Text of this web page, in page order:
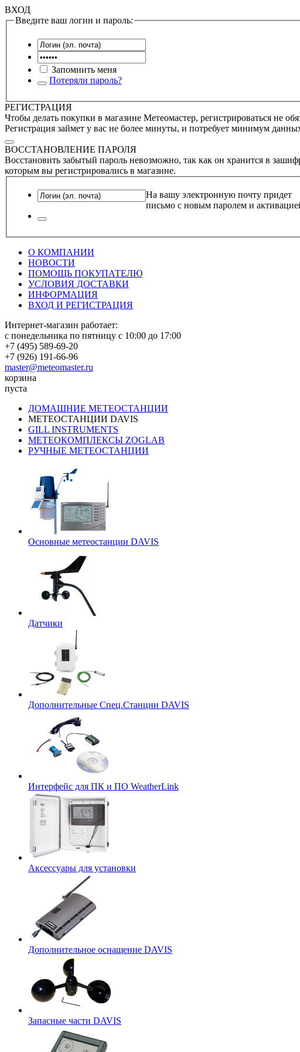
ВХОД
Введите ваш логин и пароль:
Запомнить меня
Потеряли пароль?
РЕГИСТРАЦИЯ
Чтобы делать покупки в магазине Метеомастер, регистрироваться не
Регистрация займет у вас не более минуты, и потребует минимум
ВОССТАНОВЛЕНИЕ ПАРОЛЯ
Восстановить забытый пароль невозможно, так как он хранится в
которым вы регистрировались в магазине.
На вашу электронную почту придет
письмо с новым паролем и
О КОМПАНИИ
НОВОСТИ
ПОМОЩЬ ПОКУПАТЕЛЮ
УСЛОВИЯ ДОСТАВКИ
ИНФОРМАЦИЯ
ВХОД И РЕГИСТРАЦИЯ
Интернет-магазин работает:
с понедельника по пятницу с 10:00 до 17:00
+7 (495) 589-69-20
+7 (926) 191-66-96
master@meteomaster.ru
корзина
пуста
ДОМАШНИЕ МЕТЕОСТАНЦИИ
МЕТЕОСТАНЦИИ DAVIS
GILL INSTRUMENTS
МЕТЕОКОМПЛЕКСЫ ZOGLAB
РУЧНЫЕ МЕТЕОСТАНЦИИ
Основные метеостанции DAVIS
Датчики
Дополнительные Спец.Станции DAVIS
Интерфейс для ПК и ПО WeatherLink
Аксессуары для установки
Дополнительное оснащение DAVIS
Запасные части DAVIS